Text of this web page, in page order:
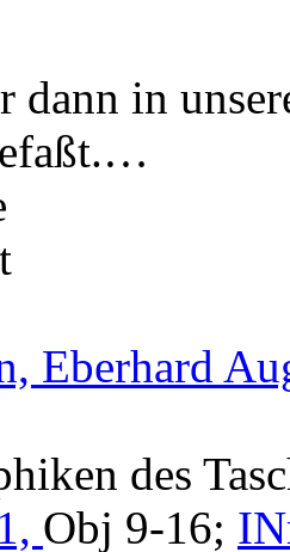
dann in
Eberhard
des
Obj 9-16;